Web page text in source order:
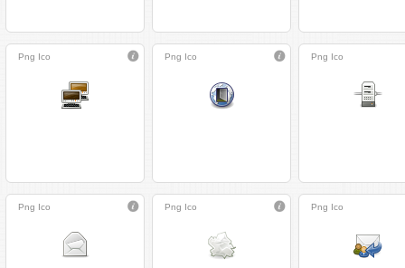
Png Ico Png Ico Png Ico
Png Ico Png Ico Png Ico